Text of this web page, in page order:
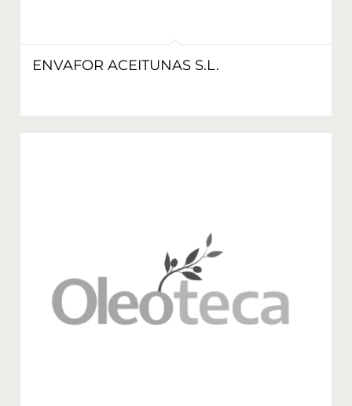
ENVAFOR ACEITUNAS S.L.